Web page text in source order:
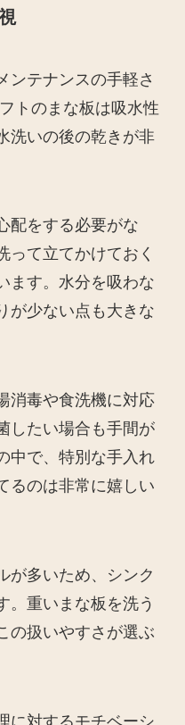
ンテナンスの手軽さ
トのまな板は吸水性
洗いの後の乾きが非
配をする必要がな
って立てかけておく
ます。水分を吸わな
が少ない点も大きな
消毒や食洗機に対応
したい場合も手間が
中で、特別な手入れ
るのは非常に嬉しい
が多いため、シンク
。重いまな板を洗う
の扱いやすさが選ぶ
に対するモチベーシ